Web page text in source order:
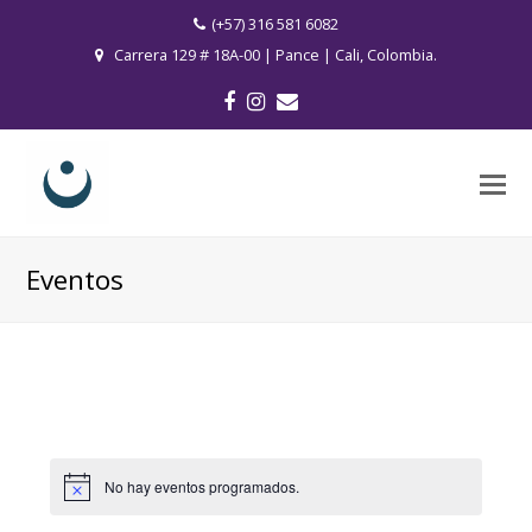
(+57) 316 581 6082
Carrera 129 # 18A-00 | Pance | Cali, Colombia.
Facebook
Instagram
Correo
electrónico
Eventos
Aviso No hay eventos programados.